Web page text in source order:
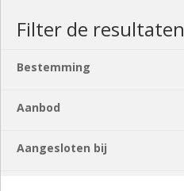
Filter de resultaten
Bestemming
Aanbod
Aangesloten bij